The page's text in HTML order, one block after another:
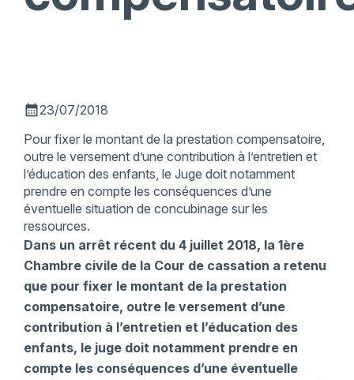
calendar_month23/07/2018
Pour fixer le montant de la prestation compensatoire,
outre le versement d’une contribution à l’entretien et
l’éducation des enfants, le Juge doit notamment
prendre en compte les conséquences d’une
éventuelle situation de concubinage sur les
ressources.
Dans un arrêt récent du 4 juillet 2018, la 1ère
Chambre civile de la Cour de cassation a retenu
que pour fixer le montant de la prestation
compensatoire, outre le versement d’une
contribution à l’entretien et l’éducation des
enfants, le juge doit notamment prendre en
compte les conséquences d’une éventuelle